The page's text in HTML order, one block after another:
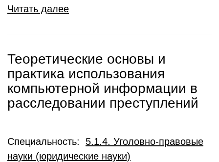
Читать далее
Теоретические основы и
практика использования
компьютерной информации в
расследовании преступлений
Специальность: 5.1.4. Уголовно-правовые
науки (юридические науки)